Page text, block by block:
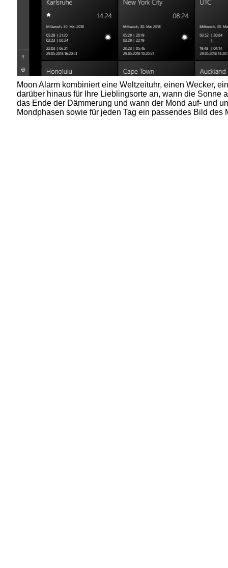
Moon Alarm kombiniert eine Weltzeituhr, einen Wecker,
darüber hinaus für Ihre Lieblingsorte an, wann die Sonne
das Ende der Dämmerung und wann der Mond auf- und
Mondphasen sowie für jeden Tag ein passendes Bild des